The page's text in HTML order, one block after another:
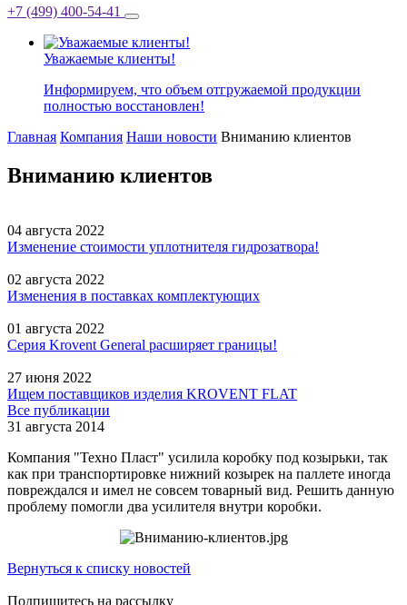
+7 (499) 400-54-41
Уважаемые клиенты!
Информируем, что объем отгружаемой продукции
полностью восстановлен!
Главная Компания Наши новости Вниманию клиентов
Вниманию клиентов
04 августа 2022
Изменение стоимости уплотнителя гидрозатвора!
02 августа 2022
Изменения в поставках комплектующих
01 августа 2022
Серия Krovent General расширяет границы!
27 июня 2022
Ищем поставщиков изделия KROVENT FLAT
Все публикации
31 августа 2014
Компания "Техно Пласт" усилила коробку под козырьки, так
как при транспортировке нижний козырек на паллете иногда
повреждался и имел не совсем товарный вид. Решить данную
проблему помогли два усилителя внутри коробки.
Вернуться к списку новостей
Подпишитесь на рассылку